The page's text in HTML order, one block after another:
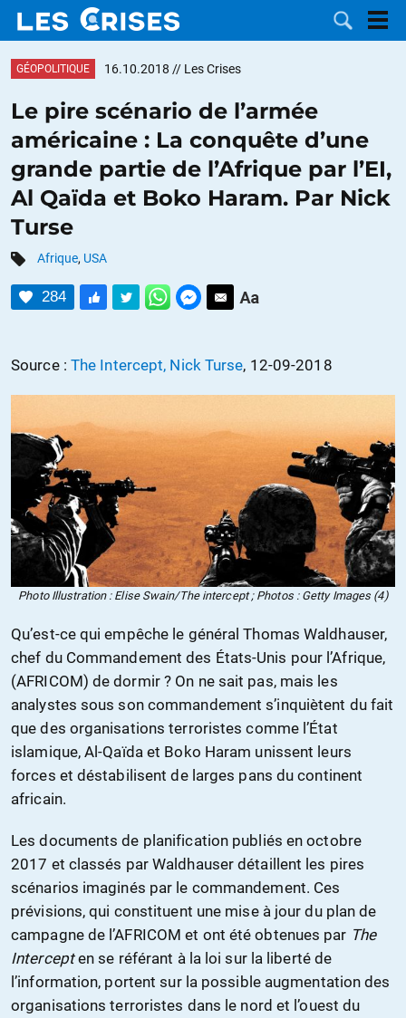
DOSSIERS
CATÉGORIES
NOUS
GÉOPOLITIQUE 16.10.2018 // Les Crises
Le pire scénario de l’armée
américaine : La conquête d’une
grande partie de l’Afrique par l’EI,
Al Qaïda et Boko Haram. Par Nick
Turse
Afrique, USA
284
Source : The Intercept, Nick Turse, 12-09-2018
Photo Illustration : Elise Swain/The intercept ; Photos : Getty Images (4)
Qu’est-ce qui empêche le général Thomas Waldhauser,
chef du Commandement des États-Unis pour l’Afrique,
(AFRICOM) de dormir ? On ne sait pas, mais les
analystes sous son commandement s’inquiètent du fait
que des organisations terroristes comme l’État
islamique, Al-Qaïda et Boko Haram unissent leurs
forces et déstabilisent de larges pans du continent
africain.
Les documents de planification publiés en octobre
2017 et classés par Waldhauser détaillent les pires
scénarios imaginés par le commandement. Ces
prévisions, qui constituent une mise à jour du plan de
campagne de l’AFRICOM et ont été obtenues par The
Intercepten se référant à la loi sur la liberté de
l’information, portent sur la possible augmentation des
organisations terroristes dans le nord et l’ouest du